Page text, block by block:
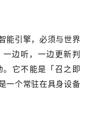
能引擎，必须与世界
边听，一边更新判
它不能是「召之即
一个常驻在具身设备